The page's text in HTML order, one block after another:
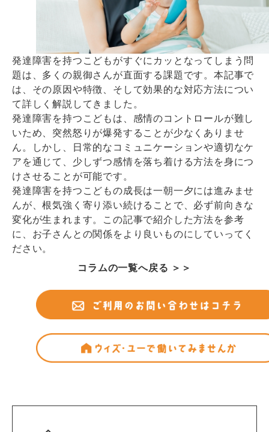
発達障害を持つこどもがすぐにカッとなってしまう問
題は、多くの親御さんが直面する課題です。本記事で
は、その原因や特徴、そして効果的な対応方法につい
て詳しく解説してきました。
発達障害を持つこどもは、感情のコントロールが難し
いため、突然怒りが爆発することが少なくありませ
ん。しかし、日常的なコミュニケーションや適切なケ
アを通じて、少しずつ感情を落ち着ける方法を身につ
けさせることが可能です。
発達障害を持つこどもの成長は一朝一夕には進みませ
んが、根気強く寄り添い続けることで、必ず前向きな
変化が生まれます。この記事で紹介した方法を参考
に、お子さんとの関係をより良いものにしていってく
ださい。
コラムの一覧へ戻る ＞＞